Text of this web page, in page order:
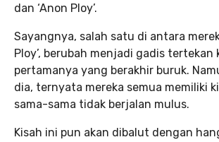
dan ‘Anon Ploy’.
Sayangnya, salah satu di antara
Ploy’, berubah menjadi gadis tertekan
pertamanya yang berakhir buruk.
dia, ternyata mereka semua memiliki
sama-sama tidak berjalan mulus.
Kisah ini pun akan dibalut dengan